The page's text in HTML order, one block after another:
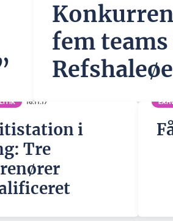
fem
16.11.17
i
Tre